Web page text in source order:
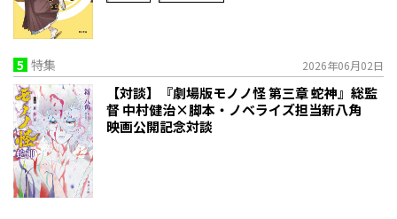
5 特集 2026年06月02日
【対談】『劇場版モノノ怪 第三章 蛇神』総監
督 中村健治×脚本・ノベライズ担当新八角
映画公開記念対談